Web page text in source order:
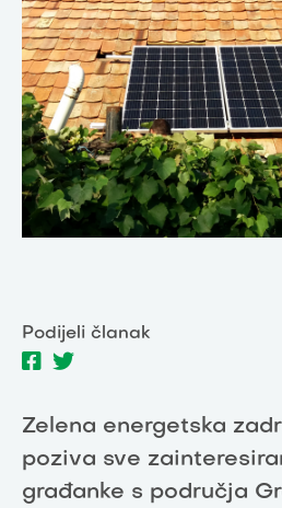
Podijeli članak
Zelena energetska
poziva sve
građanke s područja